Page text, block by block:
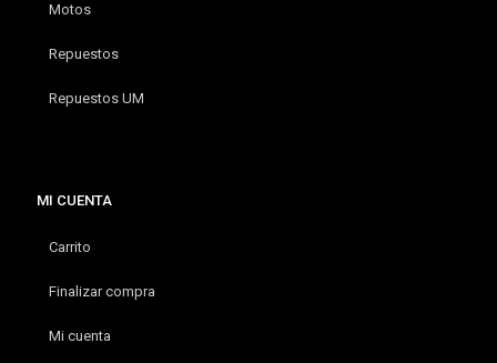
Motos
Repuestos
Repuestos UM
MI CUENTA
Carrito
Finalizar compra
Mi cuenta